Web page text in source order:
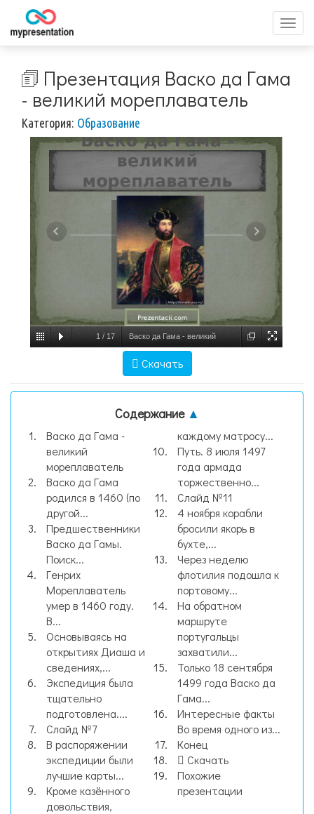
меню
🗊 Презентация Васко да Гама
- великий мореплаватель
Категория: Образование
1 / 17 Васко да Гама - великий
Скачать
Содержание ▲
Васко да Гама -
великий
мореплаватель
Васко да Гама
родился в 1460 (по
другой...
Предшественники
Васко да Гамы.
Поиск...
Генрих
Мореплаватель
умер в 1460 году.
В...
Основываясь на
открытиях Диаша и
сведениях,...
Экспедиция была
тщательно
подготовлена....
Слайд №7
В распоряжении
экспедиции были
лучшие карты...
Кроме казённого
довольствия,
каждому матросу...
Путь. 8 июля 1497
года армада
торжественно...
Слайд №11
4 ноября корабли
бросили якорь в
бухте,...
Через неделю
флотилия подошла к
портовому...
На обратном
маршруте
португальцы
захватили...
Только 18 сентября
1499 года Васко да
Гама...
Интересные факты
Во время одного из...
Конец
Скачать
Похожие
презентации